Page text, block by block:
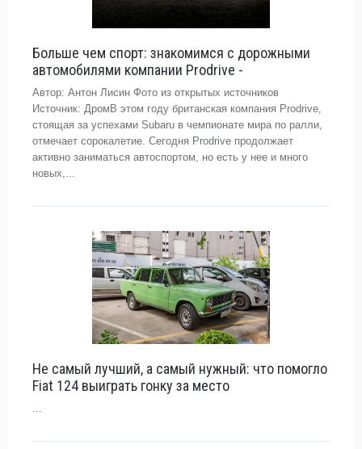
Больше чем спорт: знакомимся с дорожными
автомобилями компании Prodrive -
Автор: Антон Лисин Фото из открытых источников
Источник: ДромВ этом году британская компания Prodrive,
стоящая за успехами Subaru в чемпионате мира по ралли,
отмечает сорокалетие. Сегодня Prodrive продолжает
активно заниматься автоспортом, но есть у нее и много
новых,...
Не самый лучший, а самый нужный: что помогло
Fiat 124 выиграть гонку за место
...